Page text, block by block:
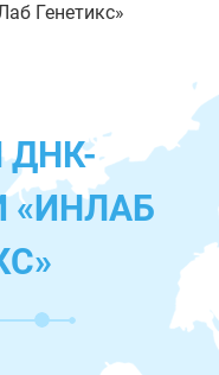
Генетикс»
ДНК-
«ИНЛАБ